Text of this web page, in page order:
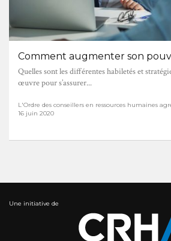
Comment augmenter son
Quelles sont les différentes habiletés et
œuvre pour s’assurer...
L'Ordre des conseillers en ressources humaines
16 juin 2020
Une initiative de